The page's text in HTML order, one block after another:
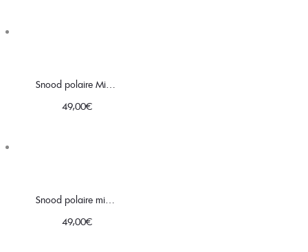
Snood polaire Minky marine │ motifs taches léopard olive
49,00€
Snood polaire minky Olive │ Vert mousse
49,00€